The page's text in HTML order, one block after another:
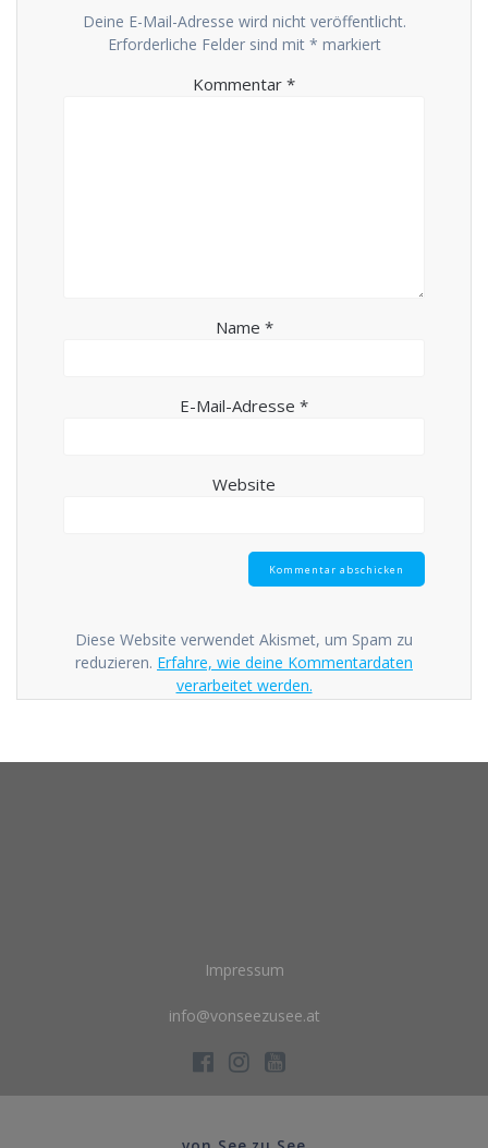
Deine E-Mail-Adresse wird nicht veröffentlicht.
Erforderliche Felder sind mit * markiert
Kommentar *
Name *
E-Mail-Adresse *
Website
Diese Website verwendet Akismet, um Spam zu
reduzieren. Erfahre, wie deine Kommentardaten
verarbeitet werden.
Impressum
info@vonseezusee.at